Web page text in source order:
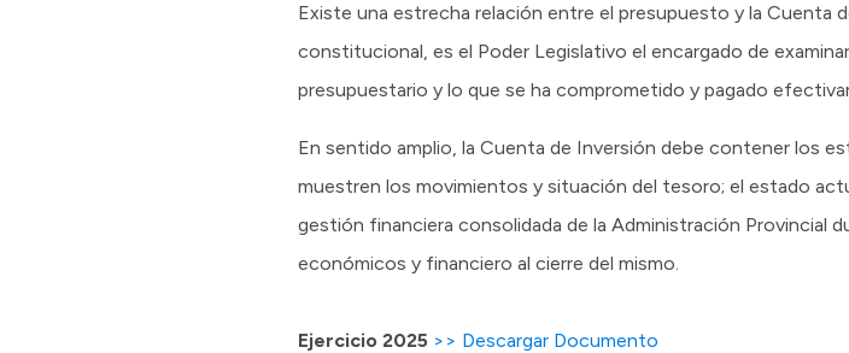
Existe una estrecha relación entre el presupuesto y la Cuenta
constitucional, es el Poder Legislativo el encargado de
presupuestario y lo que se ha comprometido y pagado
En sentido amplio, la Cuenta de Inversión debe contener los
muestren los movimientos y situación del tesoro; el estado
gestión financiera consolidada de la Administración Provincial
económicos y financiero al cierre del mismo.
Ejercicio 2025 >> Descargar Documento